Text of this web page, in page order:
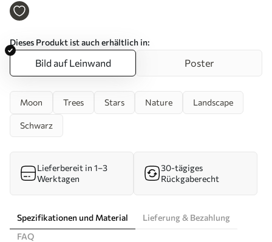
Dieses Produkt ist auch erhältlich in:
Bild auf Leinwand Poster
Moon Trees Stars Nature Landscape
Schwarz
Lieferbereit in 1–3
Werktagen
30-tägiges
Rückgaberecht
Spezifikationen und Material
Lieferung & Bezahlung
FAQ